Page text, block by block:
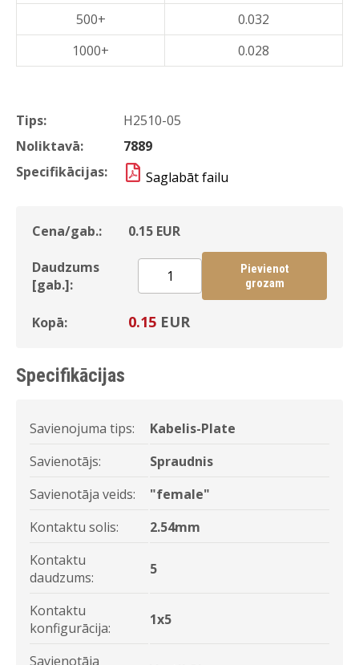
Tips:
H2510-05
Noliktavā:
7889
Specifikācijas:
Saglabāt failu
Cena/gab.: 0.15 EUR
Daudzums
[gab.]:
Pievienot
grozam
Kopā: 0.15 EUR
500+
0.032
1000+
0.028
Specifikācijas
Savienojuma tips:
Kabelis-Plate
Savienotājs:
Spraudnis
Savienotāja veids:
"female"
Kontaktu solis:
2.54mm
Kontaktu
daudzums:
5
Kontaktu
konfigurācija:
1x5
Savienotāja